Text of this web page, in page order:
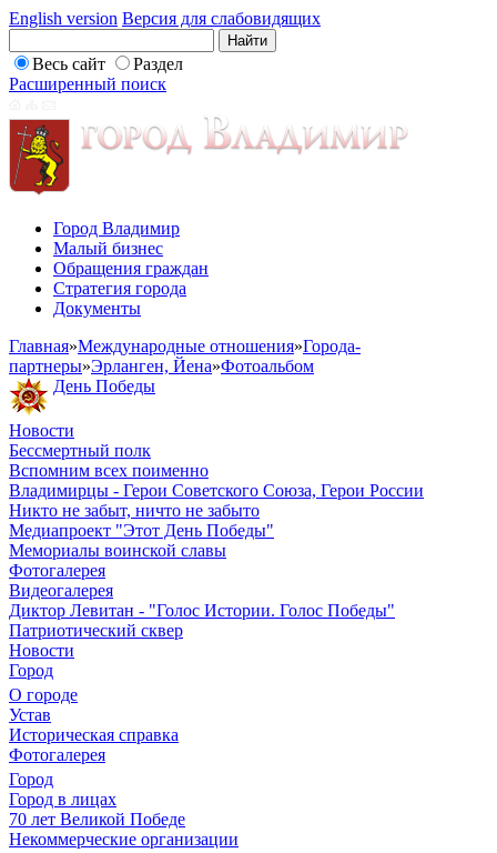
English version Версия для слабовидящих
Весь сайт
Раздел
Расширенный поиск
Город Владимир
Малый бизнес
Обращения граждан
Стратегия города
Документы
Главная»Международные отношения»Города-
партнеры»Эрланген, Йена»Фотоальбом
День Победы
Новости
Бессмертный полк
Вспомним всех поименно
Владимирцы - Герои Советского Союза, Герои России
Никто не забыт, ничто не забыто
Медиапроект "Этот День Победы"
Мемориалы воинской славы
Фотогалерея
Видеогалерея
Диктор Левитан - "Голос Истории. Голос Победы"
Патриотический сквер
Новости
Город
О городе
Устав
Историческая справка
Фотогалерея
Город
Город в лицах
70 лет Великой Победе
Некоммерческие организации